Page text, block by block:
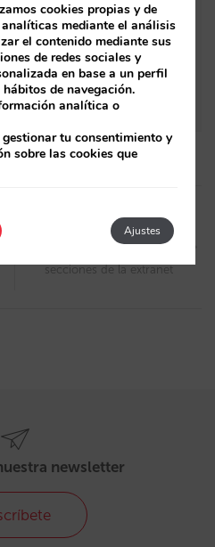
ya puede ofrecer
extras
en tu venta directa
Artículo siguiente
secciones de la extranet
newsletter
cookies propias y de
mediante el análisis
el contenido mediante sus
de redes sociales y
en base a un perfil
de navegación.
analítica o
tu consentimiento y
sobre las cookies que
Ajustes